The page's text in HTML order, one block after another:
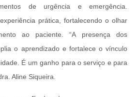
de urgência e emergência.
prática, fortalecendo o olhar
ao paciente. “A presença dos
o aprendizado e fortalece o vínculo
É um ganho para o serviço e para
Aline Siqueira.